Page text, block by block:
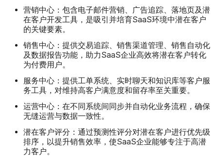
营销中心： 包含电子邮件营销、广告追踪、落地页及潜
在客户开发工具，是吸引并培育SaaS环境中潜在客户
的关键要素。
销售中心： 提供交易追踪、销售渠道管理、销售自动化
及数据报告功能，助力SaaS企业高效将潜在客户转化
为付费用户。
服务中心： 提供工单系统、实时聊天和知识库等客户服
务工具，对维持高客户满意度和留存率至关重要。
运营中心： 在不同系统间同步并自动化业务流程，确保
无缝运营与数据一致性。
潜在客户评分： 通过预测性评分对潜在客户进行优先级
排序，以提升销售效率，使SaaS企业能够专注于高潜
力客户。